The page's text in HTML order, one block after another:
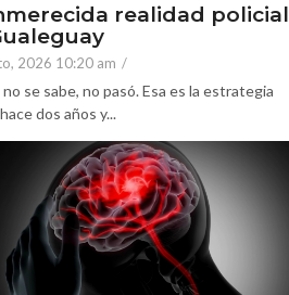
realidad policial
2026 10:20 am /
se sabe, no pasó. Esa es la estrategia
dos años y...